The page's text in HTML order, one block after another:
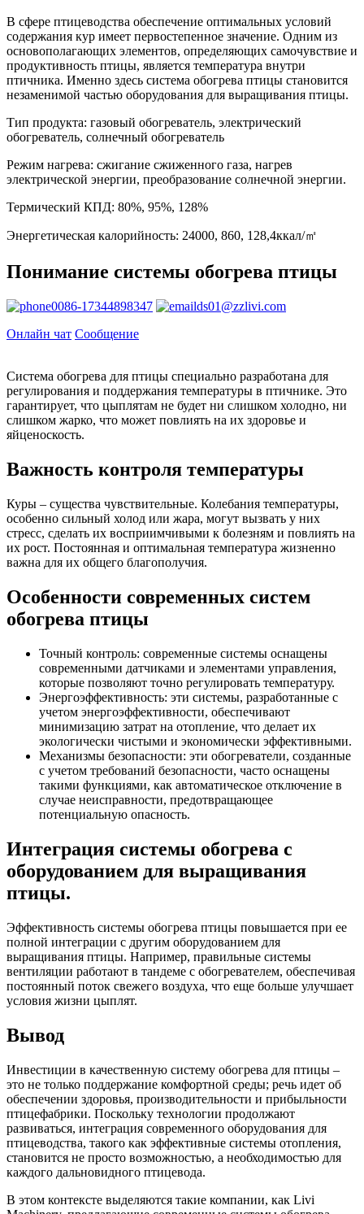
В сфере птицеводства обеспечение оптимальных условий
содержания кур имеет первостепенное значение. Одним из
основополагающих элементов, определяющих самочувствие и
продуктивность птицы, является температура внутри
птичника. Именно здесь система обогрева птицы становится
незаменимой частью оборудования для выращивания птицы.
Тип продукта: газовый обогреватель, электрический
обогреватель, солнечный обогреватель
Режим нагрева: сжигание сжиженного газа, нагрев
электрической энергии, преобразование солнечной энергии.
Термический КПД: 80%, 95%, 128%
Энергетическая калорийность: 24000, 860, 128,4ккал/㎡
Понимание системы обогрева птицы
0086-17344898347
ds01@zzlivi.com
Онлайн чат Сообщение
Система обогрева для птицы специально разработана для
регулирования и поддержания температуры в птичнике. Это
гарантирует, что цыплятам не будет ни слишком холодно, ни
слишком жарко, что может повлиять на их здоровье и
яйценоскость.
Важность контроля температуры
Куры – существа чувствительные. Колебания температуры,
особенно сильный холод или жара, могут вызвать у них
стресс, сделать их восприимчивыми к болезням и повлиять на
их рост. Постоянная и оптимальная температура жизненно
важна для их общего благополучия.
Особенности современных систем
обогрева птицы
Точный контроль: современные системы оснащены
современными датчиками и элементами управления,
которые позволяют точно регулировать температуру.
Энергоэффективность: эти системы, разработанные с
учетом энергоэффективности, обеспечивают
минимизацию затрат на отопление, что делает их
экологически чистыми и экономически эффективными.
Механизмы безопасности: эти обогреватели, созданные
с учетом требований безопасности, часто оснащены
такими функциями, как автоматическое отключение в
случае неисправности, предотвращающее
потенциальную опасность.
Интеграция системы обогрева с
оборудованием для выращивания
птицы.
Эффективность системы обогрева птицы повышается при ее
полной интеграции с другим оборудованием для
выращивания птицы. Например, правильные системы
вентиляции работают в тандеме с обогревателем, обеспечивая
постоянный поток свежего воздуха, что еще больше улучшает
условия жизни цыплят.
Вывод
Инвестиции в качественную систему обогрева для птицы –
это не только поддержание комфортной среды; речь идет об
обеспечении здоровья, производительности и прибыльности
птицефабрики. Поскольку технологии продолжают
развиваться, интеграция современного оборудования для
птицеводства, такого как эффективные системы отопления,
становится не просто возможностью, а необходимостью для
каждого дальновидного птицевода.
В этом контексте выделяются такие компании, как Livi